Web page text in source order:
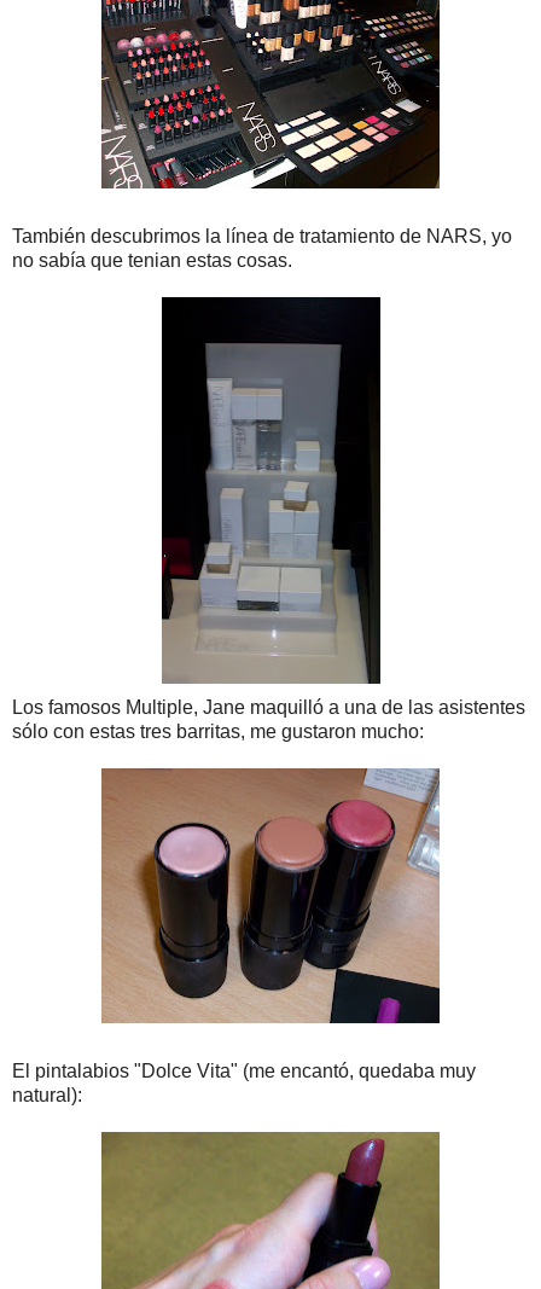
También descubrimos la línea de tratamiento de NARS, yo
no sabía que tenian estas cosas.
Los famosos Multiple, Jane maquilló a una de las asistentes
sólo con estas tres barritas, me gustaron mucho:
El pintalabios "Dolce Vita" (me encantó, quedaba muy
natural):